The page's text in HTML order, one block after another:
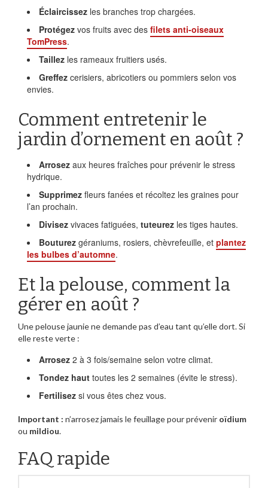
Éclaircissez les branches trop chargées.
Protégez vos fruits avec des filets anti-oiseaux
TomPress.
Taillez les rameaux fruitiers usés.
Greffez cerisiers, abricotiers ou pommiers selon vos
envies.
Comment entretenir le
jardin d’ornement en août ?
Arrosez aux heures fraîches pour prévenir le stress
hydrique.
Supprimez fleurs fanées et récoltez les graines pour
l’an prochain.
Divisez vivaces fatiguées, tuteurez les tiges hautes.
Bouturez géraniums, rosiers, chèvrefeuille, et plantez
les bulbes d’automne.
Et la pelouse, comment la
gérer en août ?
Une pelouse jaunie ne demande pas d’eau tant qu’elle dort. Si
elle reste verte :
Arrosez 2 à 3 fois/semaine selon votre climat.
Tondez haut toutes les 2 semaines (évite le stress).
Fertilisez si vous êtes chez vous.
Important : n’arrosez jamais le feuillage pour prévenir oïdium
ou mildiou.
FAQ rapide